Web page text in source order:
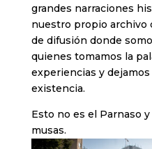
grandes narraciones
nuestro propio archivo
de difusión donde
quienes tomamos la
experiencias y
existencia.
Esto no es el Parnaso
musas.